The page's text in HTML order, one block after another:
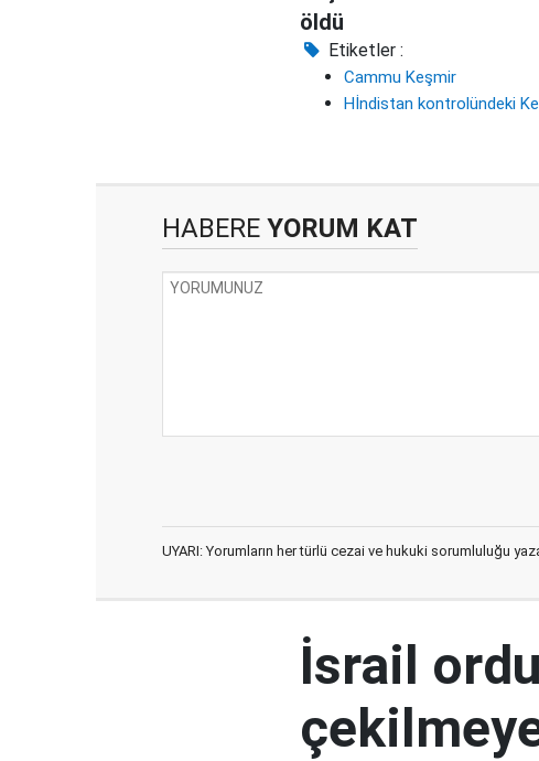
öldü
Etiketler :
Cammu Keşmir
Hİndistan kontrolündeki
HABERE YORUM KAT
UYARI: Yorumların her türlü cezai ve hukuki sorumluluğu
İsrail